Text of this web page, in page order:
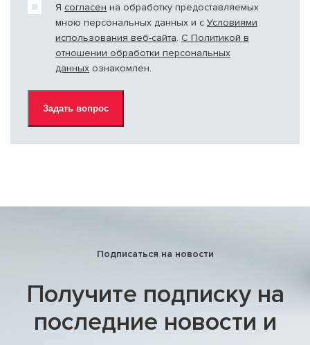
Я согласен на обработку предоставляемых
мною персональных данных и c Условиями
использования веб-сайта. С Политикой в
отношении обработки персональных
данных ознакомлен.
Подписаться на новости
Получите подписку на
последние новости и